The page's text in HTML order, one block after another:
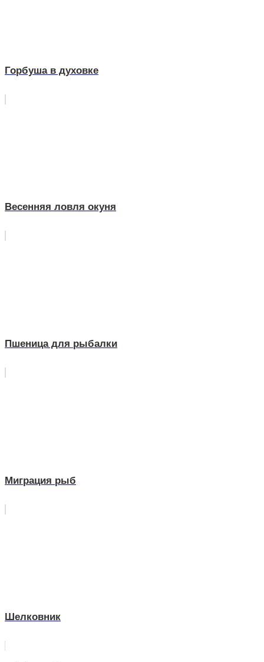
Горбуша в духовке
Весенняя ловля окуня
Пшеница для рыбалки
Миграция рыб
Шелковник